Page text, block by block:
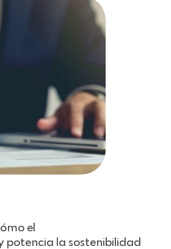
el
potencia la sostenibilidad